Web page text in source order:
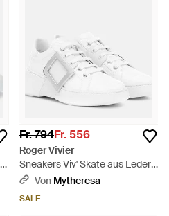
Fr. 794Fr. 556
Roger Vivier
Sneakers Viv' Skate aus Leder -
WeißVon Mytheresa
SALE